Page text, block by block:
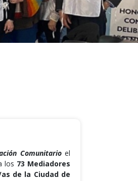
Comunitario el
los 73 Mediadores
de la Ciudad de